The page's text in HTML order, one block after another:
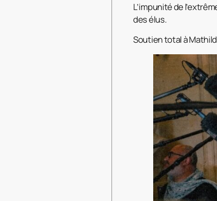
L’impunité de
des élus.
Soutien total à